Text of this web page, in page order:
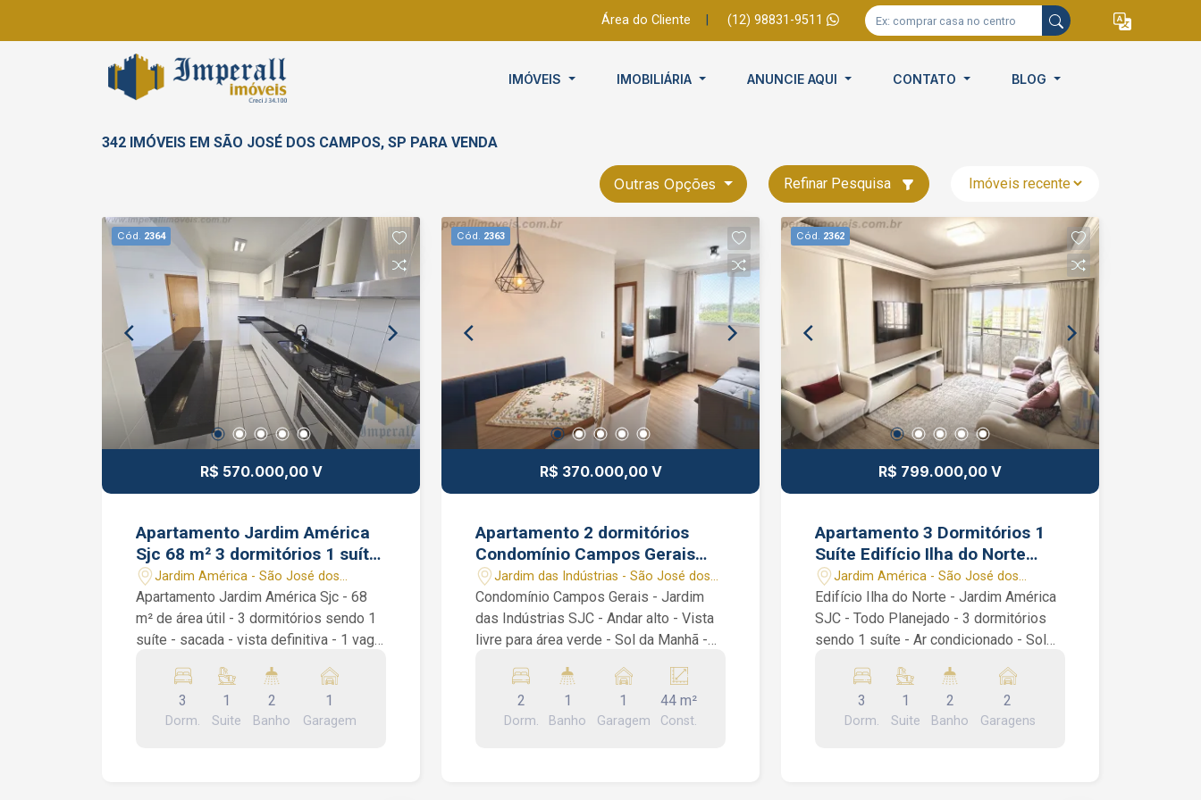
Área do Cliente (12) 98831-9511
IMÓVEIS IMOBILIÁRIA ANUNCIE AQUI CONTATO BLOG
342 IMÓVEIS EM SÃO JOSÉ DOS CAMPOS, SP PARA VENDA
Outras Opções Refinar Pesquisa
Cód. 2364
R$ 570.000,00 V
Apartamento Jardim América
Sjc 68 m² 3 dormitórios 1 suíte
1 vaga garagem
Jardim América - São José dos
Campos/SP
Apartamento Jardim América Sjc - 68
m² de área útil - 3 dormitórios sendo 1
suíte - sacada - vista definitiva - 1 vaga
Jardim América Sjc. São 3 dormitórios
sendo 1 suíte, todos quartos com
armários planejados, sala de 2
3
Dorm.
1
Suite
2
Banho
1
Garagem
Cód. 2363
R$ 370.000,00 V
Apartamento 2 dormitórios
Condomínio Campos Gerais
Jardim das Indústrias SJC SP
Vista Livre Vaga Coberta
Jardim das Indústrias - São José dos
Campos/SP
Condomínio Campos Gerais - Jardim
das Indústrias SJC - Andar alto - Vista
livre para área verde - Sol da Manhã -
Lindo apartamento com vista livre no
Condomínio Campos Gerais, com 44 m²
divididos em 2 dormitórios planejados,
2
Dorm.
1
Banho
1
Garagem
44 m²
Const.
Cód. 2362
R$ 799.000,00 V
Apartamento 3 Dormitórios 1
Suíte Edifício Ilha do Norte
Jardim América SJC SP Vaga
Coberta
Jardim América - São José dos
Campos/SP
Edifício Ilha do Norte - Jardim América
SJC - Todo Planejado - 3 dormitórios
sendo 1 suíte - Ar condicionado - Sol
Apartamento de 90 m² com 3
dormitórios sendo 1 suíte, Sala 2
ambientes, Sacada, Banheiro Social,
3
Dorm.
1
Suite
2
Banho
2
Garagens